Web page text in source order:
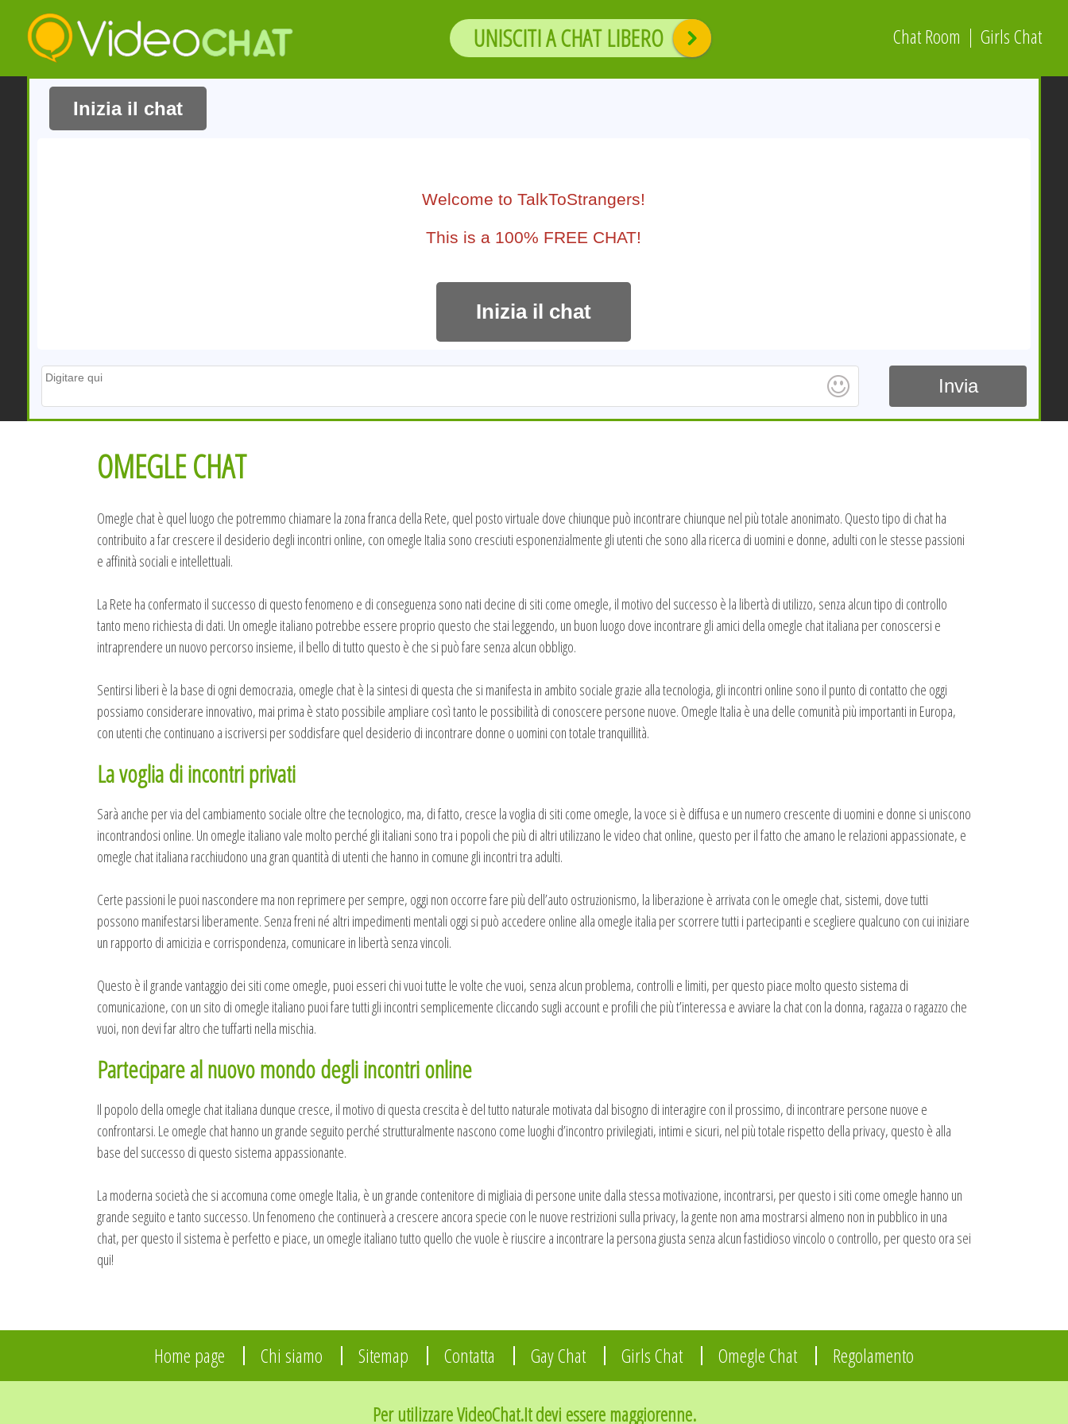
contenuto
principale
Chat Room Girls Chat
UNISCITI A CHAT LIBERO
Inizia il chat
Welcome to TalkToStrangers!
This is a 100% FREE CHAT!
Inizia il chat
Invia
OMEGLE CHAT
Omegle chat è quel luogo che potremmo chiamare la zona franca della Rete, quel posto virtuale dove chiunque può incontrare chiunque nel più totale anonimato. Questo tipo di chat ha
contribuito a far crescere il desiderio degli incontri online, con omegle Italia sono cresciuti esponenzialmente gli utenti che sono alla ricerca di uomini e donne, adulti con le stesse passioni
e affinità sociali e intellettuali.
La Rete ha confermato il successo di questo fenomeno e di conseguenza sono nati decine di siti come omegle, il motivo del successo è la libertà di utilizzo, senza alcun tipo di controllo
tanto meno richiesta di dati. Un omegle italiano potrebbe essere proprio questo che stai leggendo, un buon luogo dove incontrare gli amici della omegle chat italiana per conoscersi e
intraprendere un nuovo percorso insieme, il bello di tutto questo è che si può fare senza alcun obbligo.
Sentirsi liberi è la base di ogni democrazia, omegle chat è la sintesi di questa che si manifesta in ambito sociale grazie alla tecnologia, gli incontri online sono il punto di contatto che oggi
possiamo considerare innovativo, mai prima è stato possibile ampliare così tanto le possibilità di conoscere persone nuove. Omegle Italia è una delle comunità più importanti in Europa,
con utenti che continuano a iscriversi per soddisfare quel desiderio di incontrare donne o uomini con totale tranquillità.
La voglia di incontri privati
Sarà anche per via del cambiamento sociale oltre che tecnologico, ma, di fatto, cresce la voglia di siti come omegle, la voce si è diffusa e un numero crescente di uomini e donne si uniscono
incontrandosi online. Un omegle italiano vale molto perché gli italiani sono tra i popoli che più di altri utilizzano le video chat online, questo per il fatto che amano le relazioni appassionate, e
omegle chat italiana racchiudono una gran quantità di utenti che hanno in comune gli incontri tra adulti.
Certe passioni le puoi nascondere ma non reprimere per sempre, oggi non occorre fare più dell’auto ostruzionismo, la liberazione è arrivata con le omegle chat, sistemi, dove tutti
possono manifestarsi liberamente. Senza freni né altri impedimenti mentali oggi si può accedere online alla omegle italia per scorrere tutti i partecipanti e scegliere qualcuno con cui iniziare
un rapporto di amicizia e corrispondenza, comunicare in libertà senza vincoli.
Questo è il grande vantaggio dei siti come omegle, puoi esseri chi vuoi tutte le volte che vuoi, senza alcun problema, controlli e limiti, per questo piace molto questo sistema di
comunicazione, con un sito di omegle italiano puoi fare tutti gli incontri semplicemente cliccando sugli account e profili che più t’interessa e avviare la chat con la donna, ragazza o ragazzo che
vuoi, non devi far altro che tuffarti nella mischia.
Partecipare al nuovo mondo degli incontri online
Il popolo della omegle chat italiana dunque cresce, il motivo di questa crescita è del tutto naturale motivata dal bisogno di interagire con il prossimo, di incontrare persone nuove e
confrontarsi. Le omegle chat hanno un grande seguito perché strutturalmente nascono come luoghi d’incontro privilegiati, intimi e sicuri, nel più totale rispetto della privacy, questo è alla
base del successo di questo sistema appassionante.
La moderna società che si accomuna come omegle Italia, è un grande contenitore di migliaia di persone unite dalla stessa motivazione, incontrarsi, per questo i siti come omegle hanno un
grande seguito e tanto successo. Un fenomeno che continuerà a crescere ancora specie con le nuove restrizioni sulla privacy, la gente non ama mostrarsi almeno non in pubblico in una
chat, per questo il sistema è perfetto e piace, un omegle italiano tutto quello che vuole è riuscire a incontrare la persona giusta senza alcun fastidioso vincolo o controllo, per questo ora sei
qui!
Home page Chi siamo Sitemap Contatta Gay Chat Girls Chat Omegle Chat Regolamento
Per utilizzare VideoChat.It devi essere maggiorenne.